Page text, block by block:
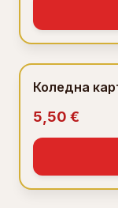
Коледна
5,50 €